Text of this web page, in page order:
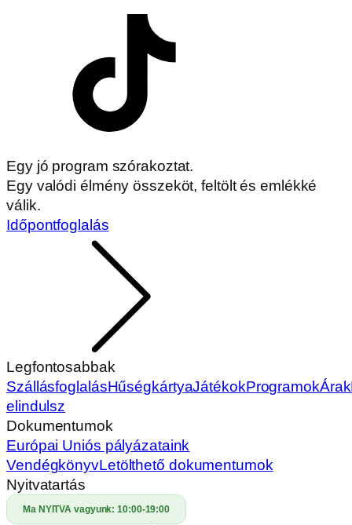
Egy jó program szórakoztat.
Egy valódi élmény összeköt, feltölt és emlékké
válik.
Időpontfoglalás
Legfontosabbak
SzállásfoglalásHűségkártyaJátékokProgramokÁrak
elindulsz
Dokumentumok
Európai Uniós pályázataink
VendégkönyvLetölthető dokumentumok
Nyitvatartás
Ma NYITVA vagyunk:10:00-19:00